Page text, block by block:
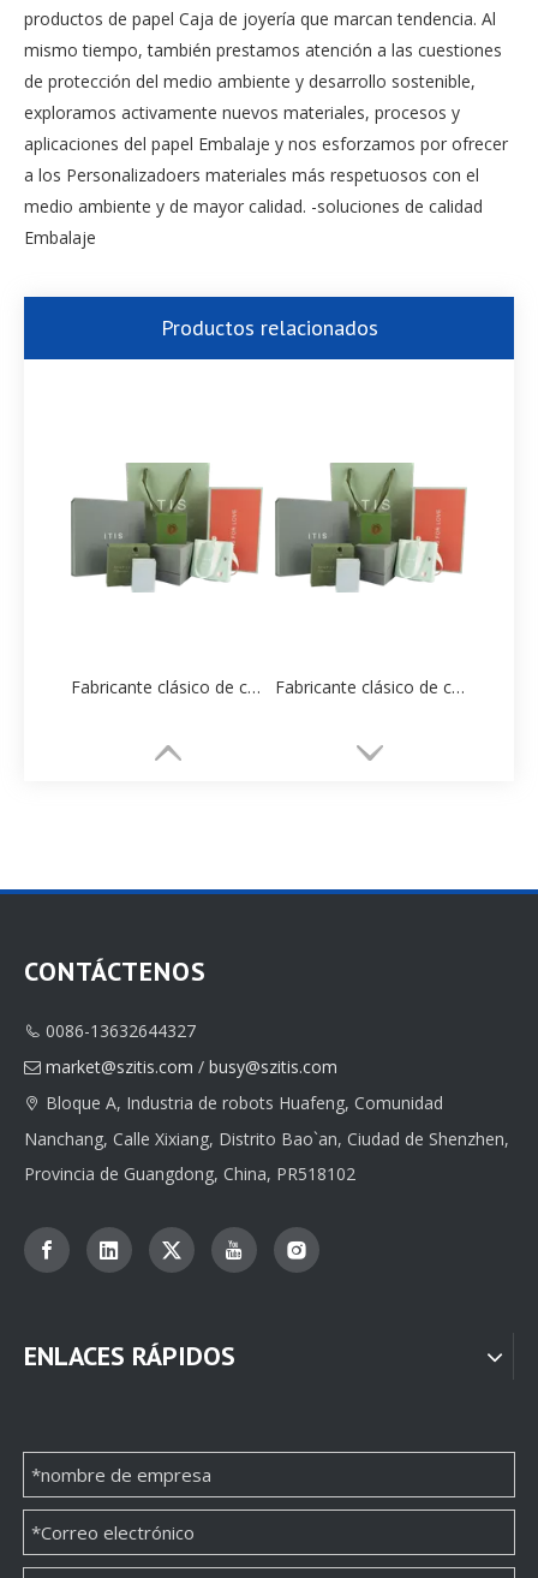
productos de papel Caja de joyería que marcan tendencia. Al
mismo tiempo, también prestamos atención a las cuestiones
de protección del medio ambiente y desarrollo sostenible,
exploramos activamente nuevos materiales, procesos y
aplicaciones del papel Embalaje y nos esforzamos por ofrecer
a los Personalizadoers materiales más respetuosos con el
medio ambiente y de mayor calidad. -soluciones de calidad
Embalaje
Productos relacionados
Fabricante clásico de cajas de papel para embalaje de joyería al por mayor Fabricante clásico de cajas de papel para embalaje de joyería al por mayor
CONTÁCTENOS
 0086-13632644327
 market@szitis.com / busy@szitis.com
 Bloque A, Industria de robots Huafeng, Comunidad
Nanchang, Calle Xixiang, Distrito Bao`an, Ciudad de Shenzhen,
Provincia de Guangdong, China, PR518102
ENLACES RÁPIDOS